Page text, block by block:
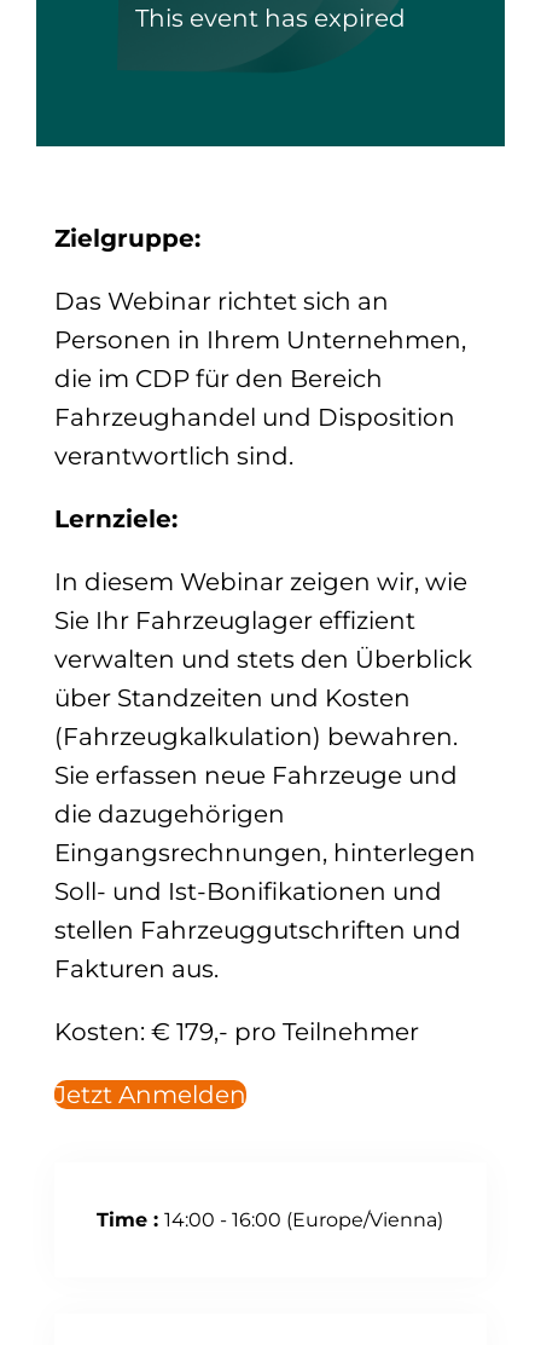
This event has expired
Zielgruppe:
Das Webinar richtet sich an
Personen in Ihrem Unternehmen,
die im CDP für den Bereich
Fahrzeughandel und Disposition
verantwortlich sind.
Lernziele:
In diesem Webinar zeigen wir, wie
Sie Ihr Fahrzeuglager effizient
verwalten und stets den Überblick
über Standzeiten und Kosten
(Fahrzeugkalkulation) bewahren.
Sie erfassen neue Fahrzeuge und
die dazugehörigen
Eingangsrechnungen, hinterlegen
Soll- und Ist-Bonifikationen und
stellen Fahrzeuggutschriften und
Fakturen aus.
Kosten: € 179,- pro Teilnehmer
Jetzt Anmelden
Time : 14:00 - 16:00 (Europe/Vienna)